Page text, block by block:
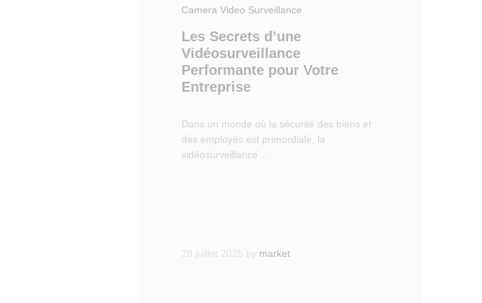
Camera Video Surveillance
Les Secrets d’une
Vidéosurveillance
Performante pour Votre
Entreprise
Dans un monde où la sécurité des biens et
des employés est primordiale, la
vidéosurveillance…
28 juillet 2025 by market